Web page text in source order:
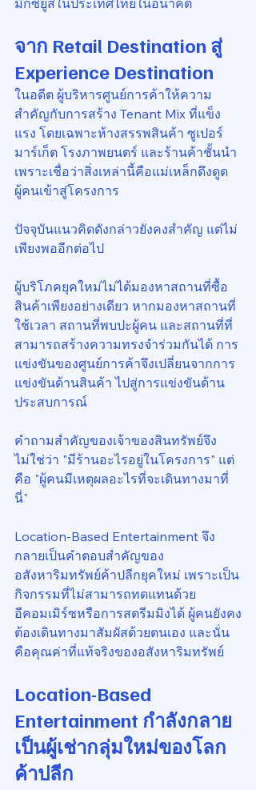
มิกซ์ยูสในประเทศไทยในอนาคต
จาก Retail Destination สู่
Experience Destination
ในอดีต ผู้บริหารศูนย์การค้าให้ความ
สำคัญกับการสร้าง Tenant Mix ที่แข็ง
แรง โดยเฉพาะห้างสรรพสินค้า ซูเปอร์
มาร์เก็ต โรงภาพยนตร์ และร้านค้าชั้นนำ
เพราะเชื่อว่าสิ่งเหล่านี้คือแม่เหล็กดึงดูด
ผู้คนเข้าสู่โครงการ
ปัจจุบันแนวคิดดังกล่าวยังคงสำคัญ แต่ไม่
เพียงพออีกต่อไป
ผู้บริโภคยุคใหม่ไม่ได้มองหาสถานที่ซื้อ
สินค้าเพียงอย่างเดียว หากมองหาสถานที่
ใช้เวลา สถานที่พบปะผู้คน และสถานที่ที่
สามารถสร้างความทรงจำร่วมกันได้ การ
แข่งขันของศูนย์การค้าจึงเปลี่ยนจากการ
แข่งขันด้านสินค้า ไปสู่การแข่งขันด้าน
ประสบการณ์
คำถามสำคัญของเจ้าของสินทรัพย์จึง
ไม่ใช่ว่า "มีร้านอะไรอยู่ในโครงการ" แต่
คือ "ผู้คนมีเหตุผลอะไรที่จะเดินทางมาที่
นี่"
Location-Based Entertainment จึง
กลายเป็นคำตอบสำคัญของ
อสังหาริมทรัพย์ค้าปลีกยุคใหม่ เพราะเป็น
กิจกรรมที่ไม่สามารถทดแทนด้วย
อีคอมเมิร์ซหรือการสตรีมมิงได้ ผู้คนยังคง
ต้องเดินทางมาสัมผัสด้วยตนเอง และนั่น
คือคุณค่าที่แท้จริงของอสังหาริมทรัพย์
Location-Based
Entertainment กำลังกลาย
เป็นผู้เช่ากลุ่มใหม่ของโลก
ค้าปลีก